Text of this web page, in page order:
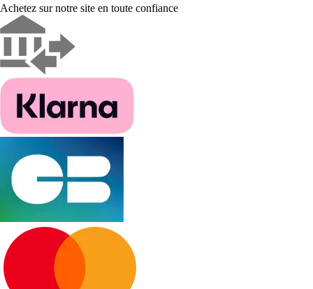
Achetez sur notre site en toute confiance